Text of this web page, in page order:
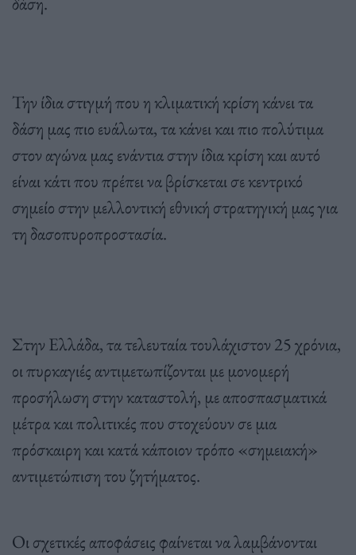
Την ίδια στιγμή που η κλιματική κρίση κάνει τα
δάση μας πιο ευάλωτα, τα κάνει και πιο πολύτιμα
στον αγώνα μας ενάντια στην ίδια κρίση και αυτό
είναι κάτι που πρέπει να βρίσκεται σε κεντρικό
σημείο στην μελλοντική εθνική στρατηγική μας για
τη δασοπυροπροστασία.
Στην Ελλάδα, τα τελευταία τουλάχιστον 25 χρόνια,
οι πυρκαγιές αντιμετωπίζονται με μονομερή
προσήλωση στην καταστολή, με αποσπασματικά
μέτρα και πολιτικές που στοχεύουν σε μια
πρόσκαιρη και κατά κάποιον τρόπο «σημειακή»
αντιμετώπιση του ζητήματος.
Οι σχετικές αποφάσεις φαίνεται να λαμβάνονται